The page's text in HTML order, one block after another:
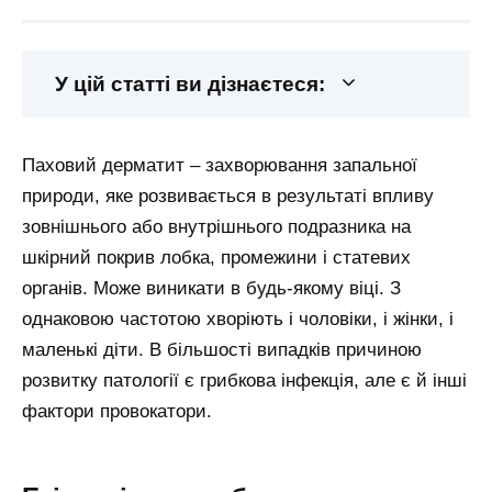
У цій статті ви дізнаєтеся:
Паховий дерматит – захворювання запальної
природи, яке розвивається в результаті впливу
зовнішнього або внутрішнього подразника на
шкірний покрив лобка, промежини і статевих
органів. Може виникати в будь-якому віці. З
однаковою частотою хворіють і чоловіки, і жінки, і
маленькі діти. В більшості випадків причиною
розвитку патології є грибкова інфекція, але є й інші
фактори провокатори.